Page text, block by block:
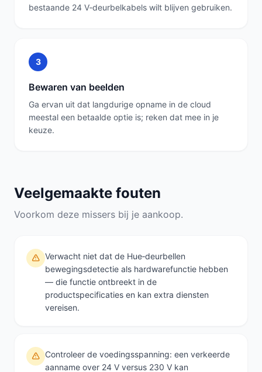
bestaande 24 V‑deurbelkabels wilt blijven gebruiken.
3
Bewaren van beelden
Ga ervan uit dat langdurige opname in de cloud
meestal een betaalde optie is; reken dat mee in je
keuze.
Veelgemaakte fouten
Voorkom deze missers bij je aankoop.
Verwacht niet dat de Hue‑deurbellen
bewegingsdetectie als hardwarefunctie hebben
— die functie ontbreekt in de
productspecificaties en kan extra diensten
vereisen.
Controleer de voedingsspanning: een verkeerde
aanname over 24 V versus 230 V kan